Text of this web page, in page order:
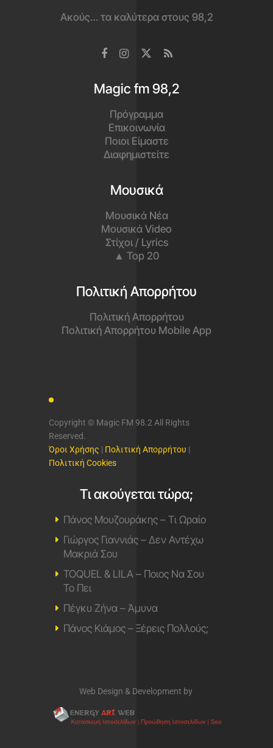
Ακούς… τα καλύτερα στους 98,2
Magic fm 98,2
Πρόγραμμα
Επικοινωνία
Ποιοι Είμαστε
Διαφημιστείτε
Μουσικά
Μουσικά Νέα
Μουσικά Video
Στίχοι / Lyrics
▲ Top 20
Πολιτική Απορρήτου
Πολιτική Απορρήτου
Πολιτική Απορρήτου Mobile App
Copyright © Magic FM 98.2 All Rights
Reserved.
Όροι Χρήσης | Πολιτική Απορρήτου |
Πολιτική Cookies
Τι ακούγεται τώρα;
Πάνος Μουζουράκης – Τι Ωραίο
Γιώργος Γιαννιάς – Δεν Αντέχω
Μακριά Σου
TOQUEL & LILA – Ποιος Να Σου
Το Πει
Πέγκυ Ζήνα – Άμυνα
Πάνος Κιάμος – Ξέρεις Πολλούς;
Web Design & Development by